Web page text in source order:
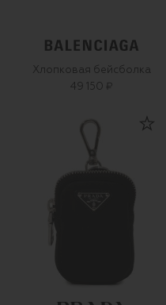
Хлопковая бейсболка
49 150 ₽